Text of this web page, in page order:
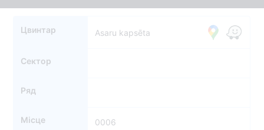
Цвинтар Asaru kapsēta
Сектор
Ряд
Місце 0006